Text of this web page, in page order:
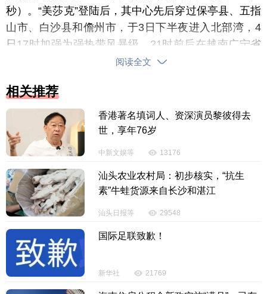
秒）。“美莎克”登陆后，其中心先后穿过保亭县、五指
山市、白沙县和儋州市，于3日下半夜进入北部湾，4
日17时加强为强热带风暴级，21时前后在越南广宁省
沿海再次登陆（强热带风暴级，10级，28米/秒），5
影响已明显减弱。
阅读全文
相关推荐
香港著名填词人、资深演员黎彼得去
世，享年76岁
中新文娱等 13176
汕头农业农村局：初步核实，“抗生
素”牛蛙货源来自长沙和湛江
汕头日报等 29548
国际足联致歉！
新华社 21769